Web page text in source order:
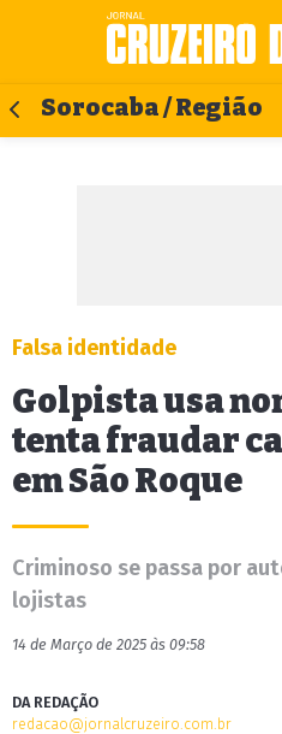
Sorocaba / Região
Falsa identidade
Golpista usa
tenta fraudar
em São Roque
Criminoso se passa por
lojistas
14 de Março de 2025 às 09:58
DA REDAÇÃO
redacao@jornalcruzeiro.com.br